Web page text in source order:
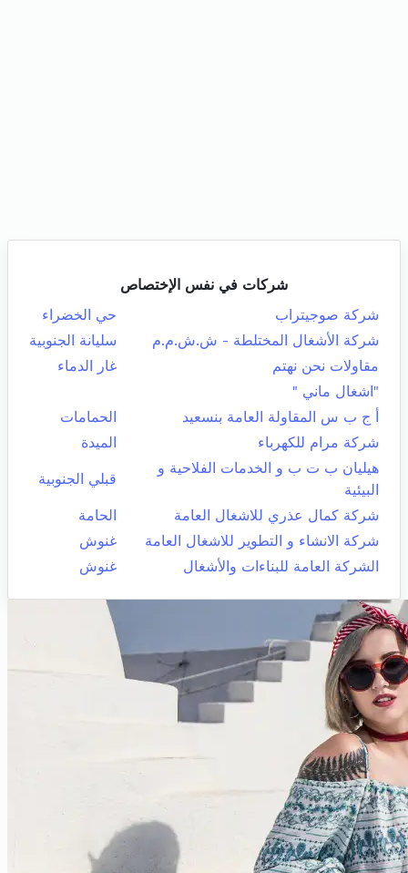
شركات في نفس الإختصاص
شركة صوجيتراب
حي الخضراء
شركة الأشغال المختلطة - ش.ش.م.م
سليانة الجنوبية
مقاولات نحن نهتم
غار الدماء
"اشغال ماني "
أ ج ب س المقاولة العامة بنسعيد
الحمامات
شركة مرام للكهرباء
الميدة
هيليان ب ت ب و الخدمات الفلاحية و
البيئية
قبلي الجنوبية
شركة كمال عذري للاشغال العامة
الحامة
شركة الانشاء و التطوير للاشغال العامة
غنوش
الشركة العامة للبناءات والأشغال
غنوش